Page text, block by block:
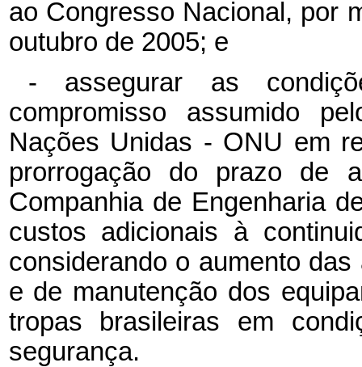
ao Congresso Nacional, por
outubro de 2005; e
- assegurar as
compromisso assumido
Nações Unidas - ONU em
prorrogação do prazo de
Companhia de Engenharia
custos adicionais à
considerando o aumento
e de manutenção dos
tropas brasileiras em
segurança.